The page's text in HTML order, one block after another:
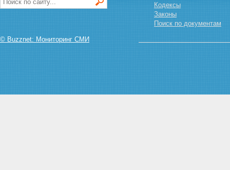
© Buzznet: Мониторинг СМИ
Кодексы
Законы
Поиск по документам